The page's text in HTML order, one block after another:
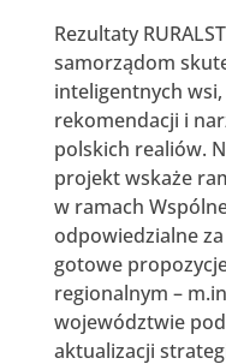
Rezultaty
samorządom
inteligentnych
rekomendacji i
polskich realiów.
projekt wskaże
w ramach
odpowiedzialne
gotowe
regionalnym –
województwie
aktualizacji